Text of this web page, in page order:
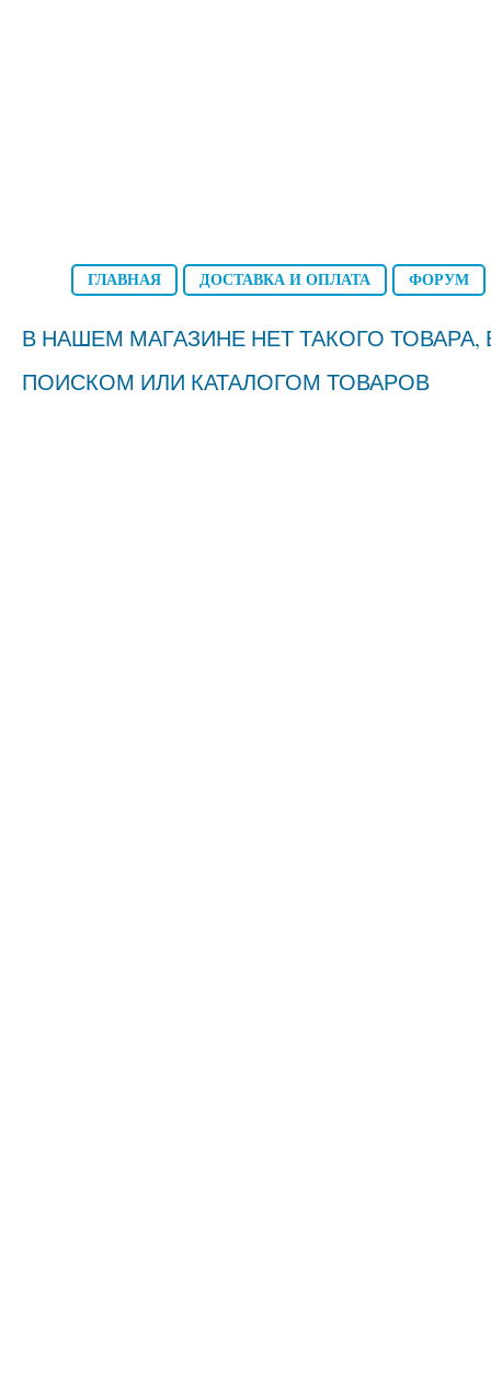
ГЛАВНАЯ ДОСТАВКА И ОПЛАТА ФОРУМ
В НАШЕМ МАГАЗИНЕ НЕТ ТАКОГО
ПОИСКОМ ИЛИ КАТАЛОГОМ ТОВАРОВ